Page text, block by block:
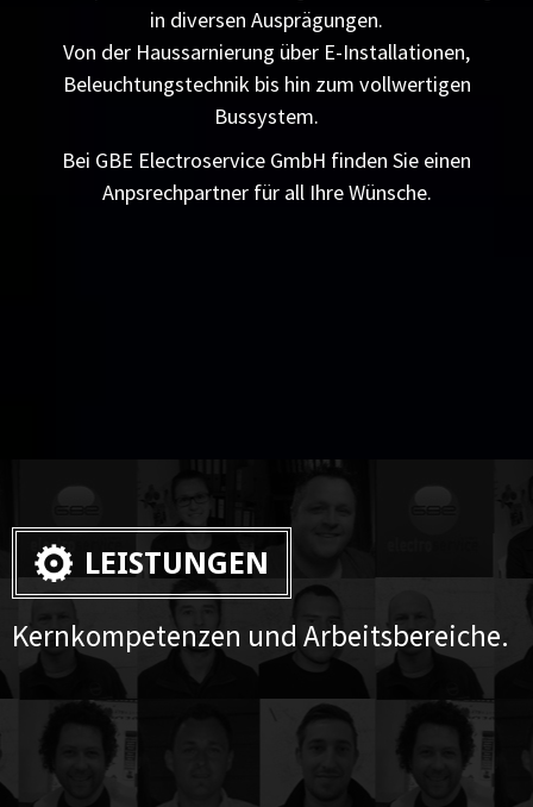
in diversen Ausprägungen.
Von der Haussarnierung über E-Installationen,
Beleuchtungstechnik bis hin zum vollwertigen
Bussystem.
Bei GBE Electroservice GmbH finden Sie einen
Anpsrechpartner für all Ihre Wünsche.
LEISTUNGEN
Kernkompetenzen und Arbeitsbereiche.